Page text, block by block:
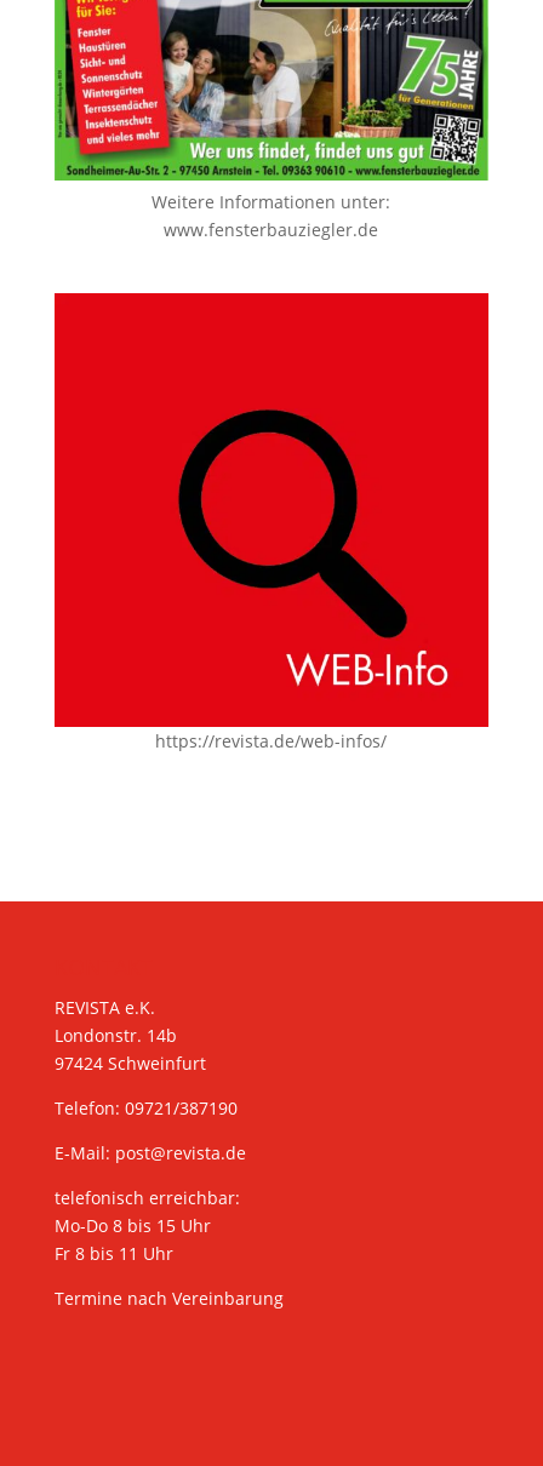
Weitere Informationen unter:
www.fensterbauziegler.de
https://revista.de/web-infos/
REVISTA e.K.
Londonstr. 14b
97424 Schweinfurt
Telefon: 09721/387190
E-Mail: post@revista.de
telefonisch erreichbar:
Mo-Do 8 bis 15 Uhr
Fr 8 bis 11 Uhr
Termine nach Vereinbarung